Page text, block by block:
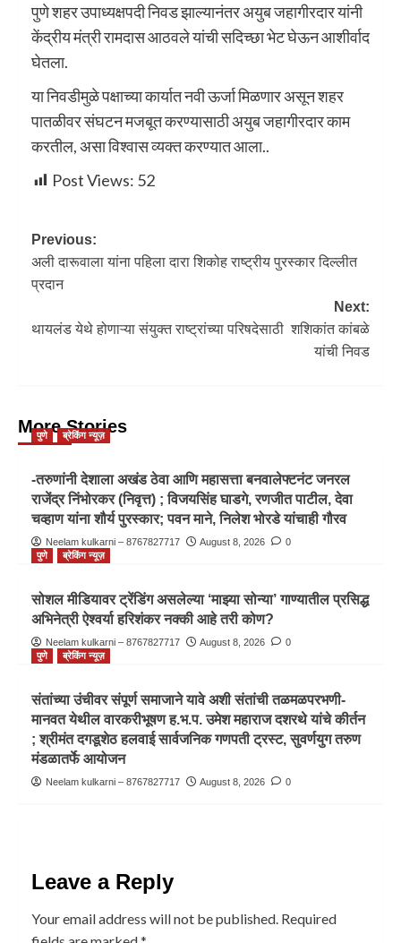
पुणे शहर उपाध्यक्षपदी निवड झाल्यानंतर अयुब जहागीरदार यांनी
केंद्रीय मंत्री रामदास आठवले यांची सदिच्छा भेट घेऊन आशीर्वाद
घेतला.
या निवडीमुळे पक्षाच्या कार्यात नवी ऊर्जा मिळणार असून शहर
पातळीवर संघटन मजबूत करण्यासाठी अयुब जहागीरदार काम
करतील, असा विश्वास व्यक्त करण्यात आला..
Post Views: 52
Previous:
अली दारूवाला यांना पहिला दारा शिकोह राष्ट्रीय पुरस्कार दिल्लीत
प्रदान
Next:
थायलंड येथे होणाऱ्या संयुक्त राष्ट्रांच्या परिषदेसाठी शशिकांत कांबळे
यांची निवड
More Stories
पुणे ब्रेकिंग न्यूज़
-तरुणांनी देशाला अखंड ठेवा आणि महासत्ता बनवालेफ्टनंट जनरल
राजेंद्र निंभोरकर (निवृत्त) ; विजयसिंह घाडगे, रणजीत पाटील, देवा
चव्हाण यांना शौर्य पुरस्कार; पवन माने, निलेश भोरडे यांचाही गौरव
Neelam kulkarni – 8767827717 August 8, 2026
0
पुणे
ब्रेकिंग न्यूज़
सोशल मीडियावर ट्रेंडिंग असलेल्या ‘माझ्या सोन्या’ गाण्यातील प्रसिद्ध
अभिनेत्री ऐश्वर्या हरिशंकर नक्की आहे तरी कोण?
Neelam kulkarni – 8767827717 August 8, 2026
0
पुणे
ब्रेकिंग न्यूज़
संतांच्या उंचीवर संपूर्ण समाजाने यावे अशी संतांची तळमळपरभणी-
मानवत येथील वारकरीभूषण ह.भ.प. उमेश महाराज दशरथे यांचे कीर्तन
; श्रीमंत दगडूशेठ हलवाई सार्वजनिक गणपती ट्रस्ट, सुवर्णयुग तरुण
मंडळातर्फे आयोजन
Neelam kulkarni – 8767827717 August 8, 2026 0
Leave a Reply
Your email address will not be published. Required